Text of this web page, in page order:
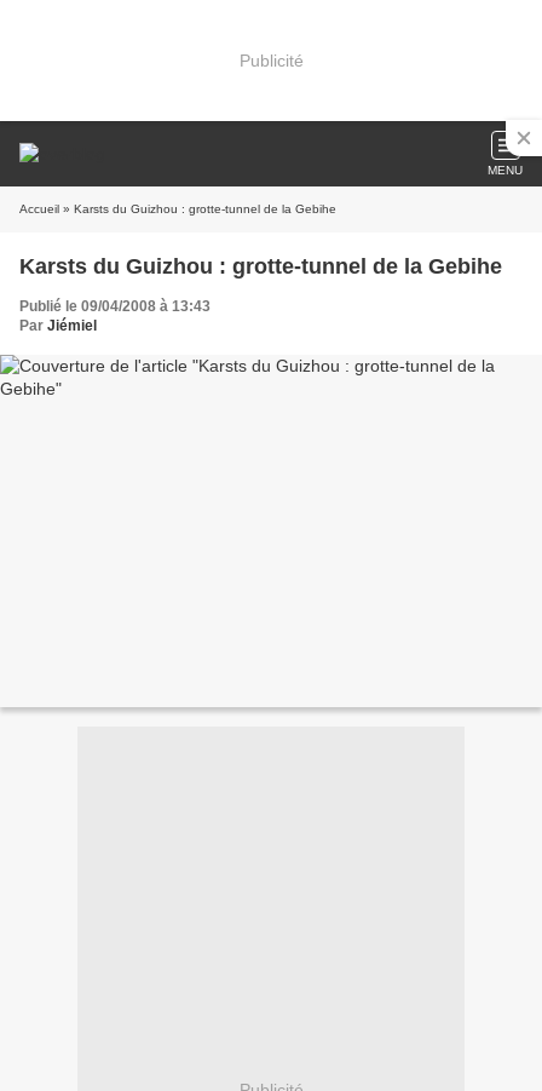
Publicité
MENU
Accueil » Karsts du Guizhou : grotte-tunnel de la Gebihe
Karsts du Guizhou : grotte-tunnel de la Gebihe
Publié le 09/04/2008 à 13:43
Par Jiémiel